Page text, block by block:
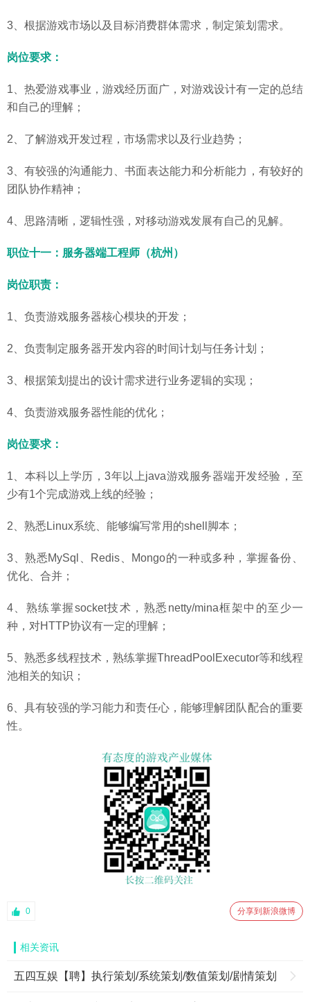
3、根据游戏市场以及目标消费群体需求，制定策划需求。
岗位要求：
1、热爱游戏事业，游戏经历面广，对游戏设计有一定的总结
和自己的理解；
2、了解游戏开发过程，市场需求以及行业趋势；
3、有较强的沟通能力、书面表达能力和分析能力，有较好的
团队协作精神；
4、思路清晰，逻辑性强，对移动游戏发展有自己的见解。
职位十一：服务器端工程师（杭州）
岗位职责：
1、负责游戏服务器核心模块的开发；
2、负责制定服务器开发内容的时间计划与任务计划；
3、根据策划提出的设计需求进行业务逻辑的实现；
4、负责游戏服务器性能的优化；
岗位要求：
1、本科以上学历，3年以上java游戏服务器端开发经验，至
少有1个完成游戏上线的经验；
2、熟悉Linux系统、能够编写常用的shell脚本；
3、熟悉MySql、Redis、Mongo的一种或多种，掌握备份、
优化、合并；
4、熟练掌握socket技术，熟悉netty/mina框架中的至少一
种，对HTTP协议有一定的理解；
5、熟悉多线程技术，熟练掌握ThreadPoolExecutor等和线程
池相关的知识；
6、具有较强的学习能力和责任心，能够理解团队配合的重要
性。
0 分享到新浪微博
相关资讯
五四互娱【聘】执行策划/系统策划/数值策划/剧情策划